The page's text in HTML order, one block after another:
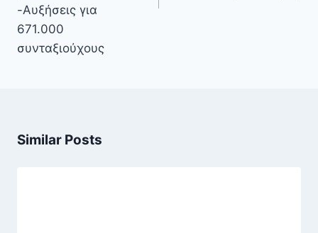
-Αυξήσεις για
671.000
συνταξιούχους
Similar Posts